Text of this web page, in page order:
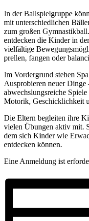
In der Ballspielgruppe
mit unterschiedlichen
zum großen
entdecken die Kinder in
vielfältige
prellen, fangen oder
Im Vordergrund stehen
Ausprobieren neuer
abwechslungsreiche
Motorik, Geschicklichkeit
Die Eltern begleiten ihre
vielen Übungen aktiv mit.
dem sich Kinder wie
entdecken können.
Eine Anmeldung ist